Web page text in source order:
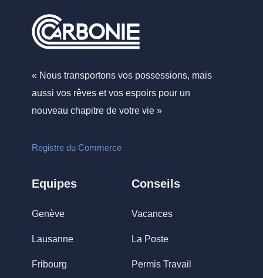
« Nous transportons vos possessions, mais
aussi vos rêves et vos espoirs pour un
nouveau chapitre de votre vie »
Registre du Commerce
Equipes
Genève
Lausanne
Fribourg
Conseils
Vacances
La Poste
Permis Travail